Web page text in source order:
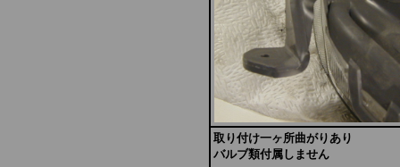
取り付け一ヶ所曲がりあり
バルブ類付属しません